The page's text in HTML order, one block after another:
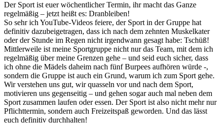
Der Sport ist euer wöchentlicher Termin, ihr macht das Ganze
regelmäßig – jetzt heißt es: Dranbleiben!
So sehr ich YouTube-Videos feiere, der Sport in der Gruppe hat
definitiv dazubeigetragen, dass ich nach dem zehnten Muskelkater
oder der Stunde im Regen nicht irgendwann gesagt habe: Tschüß!
Mittlerweile ist meine Sportgruppe nicht nur das Team, mit dem ich
regelmäßig über meine Grenzen gehe – und seid euch sicher, dass
ich ohne die Mädels daheim nach fünf Burpees aufhören würde -,
sondern die Gruppe ist auch ein Grund, warum ich zum Sport gehe.
Wir verstehen uns gut, wir quasseln vor und nach dem Sport,
motivieren uns gegenseitig – und gehen sogar auch mal neben dem
Sport zusammen laufen oder essen. Der Sport ist also nicht mehr nur
Pflichttermin, sondern auch Freizeitspaß geworden. Und das lässt
euch definitiv durchhalten!